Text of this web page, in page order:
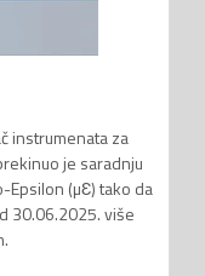
instrumenata za
je saradnju
(µƐ) tako da
30.06.2025. više